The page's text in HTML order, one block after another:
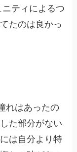
ティによるつ
たのは良かっ
れはあったの
た部分がない
は自分より特